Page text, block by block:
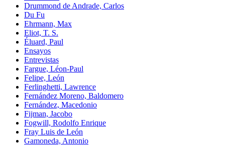
Drummond de Andrade, Carlos
Du Fu
Ehrmann, Max
Eliot, T. S.
Éluard, Paul
Ensayos
Entrevistas
Fargue, Léon-Paul
Felipe, León
Ferlinghetti, Lawrence
Fernández Moreno, Baldomero
Fernández, Macedonio
Fijman, Jacobo
Fogwill, Rodolfo Enrique
Fray Luis de León
Gamoneda, Antonio